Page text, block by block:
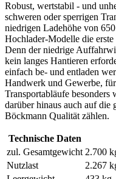
Robust, wertstabil - und
schweren oder sperrigen
niedrigen Ladehöhe von
Hochlader-Modelle die
Denn der niedrige
kein langes Hantieren
einfach be- und entladen
Handwerk und Gewerbe,
Transportabläufe
darüber hinaus auch auf die
Böckmann Qualität zählen.
Technische Daten
zul. Gesamtgewicht 2.700
Nutzlast
2.267